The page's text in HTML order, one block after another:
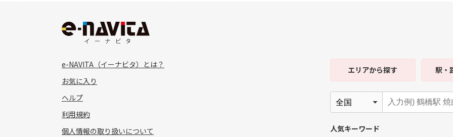
e-NAVITA（イーナビタ）とは？
お気に入り
ヘルプ
利用規約
個人情報の取り扱いについて
エリアから探す 駅・
人気キーワード